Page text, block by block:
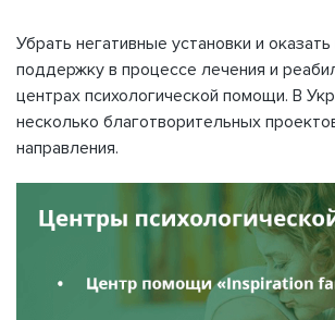
Убрать негативные установки и
поддержку в процессе лечения и
центрах психологической помощи. В
несколько благотворительных
направления.